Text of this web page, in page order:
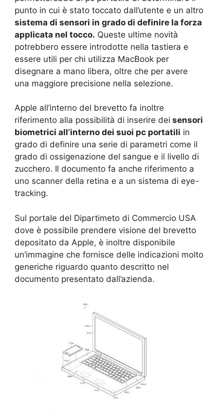
punto in cui è stato toccato dall’utente e un altro
sistema di sensori in grado di definire la forza
applicata nel tocco. Queste ultime novità
potrebbero essere introdotte nella tastiera e
essere utili per chi utilizza MacBook per
disegnare a mano libera, oltre che per avere
una maggiore precisione nella selezione.
Apple all’interno del brevetto fa inoltre
riferimento alla possibilità di inserire dei sensori
biometrici all’interno dei suoi pc portatili in
grado di definire una serie di parametri come il
grado di ossigenazione del sangue e il livello di
zucchero. Il documento fa anche riferimento a
uno scanner della retina e a un sistema di eye-
tracking.
Sul portale del Dipartimeto di Commercio USA
dove è possibile prendere visione del brevetto
depositato da Apple, è inoltre disponibile
un’immagine che fornisce delle indicazioni molto
generiche riguardo quanto descritto nel
documento presentato dall’azienda.